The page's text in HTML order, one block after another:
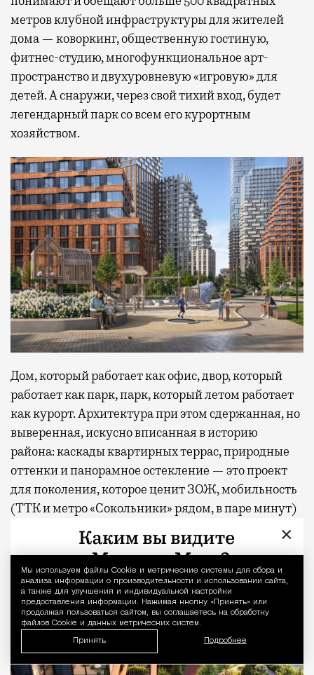
Уведомление
Мы используем файлы Сookie и метрические системы для сбора и
анализа информации о производительности и использовании сайта,
а также для улучшения и индивидуальной настройки
предоставления информации. Нажимая кнопку «Принять» или
продолжая пользоваться сайтом, вы соглашаетесь на обработку
файлов Cookie и данных метрических систем.
Принять Подробнее
метров клубной инфраструктуры для жителей
дома — коворкинг, общественную гостиную,
фитнес-студию, многофункциональное арт-
пространство и двухуровневую «игровую» для
детей. А снаружи, через свой тихий вход, будет
легендарный парк со всем его курортным
хозяйством.
Дом, который работает как офис, двор, который
работает как парк, парк, который летом работает
как курорт. Архитектура при этом сдержанная, но
выверенная, искусно вписанная в историю
района: каскады квартирных террас, природные
оттенки и панорамное остекление — это проект
для поколения, которое ценит ЗОЖ, мобильность
(ТТК и метро «Сокольники» рядом, в паре минут)
и не любит лишнего пафоса.
×